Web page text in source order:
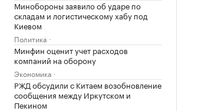
Минобороны заявило об ударе по
складам и логистическому хабу под
Киевом
Политика
Минфин оценит учет расходов
компаний на оборону
Экономика
РЖД обсудили с Китаем возобновление
сообщения между Иркутском и
Пекином